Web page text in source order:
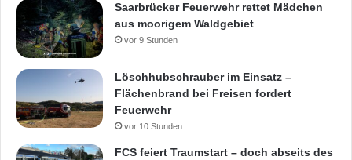
Saarbrücker Feuerwehr rettet Mädchen
aus moorigem Waldgebiet
vor 9 Stunden
Löschhubschrauber im Einsatz –
Flächenbrand bei Freisen fordert
Feuerwehr
vor 10 Stunden
FCS feiert Traumstart – doch abseits des